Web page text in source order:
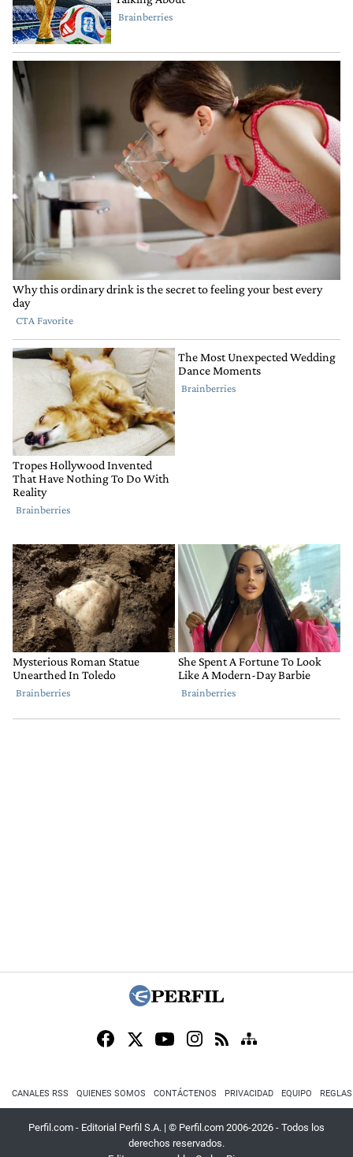
CANALES RSS QUIENES SOMOS CONTÁCTENOS PRIVACIDAD EQUIPO
Perfil.com - Editorial Perfil S.A. | © Perfil.com 2006-2026 - Todos los
derechos reservados.